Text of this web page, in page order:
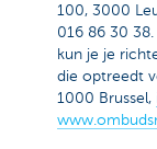
100, 3000
016 86 30
kun je je
die optreedt
1000 Brussel,